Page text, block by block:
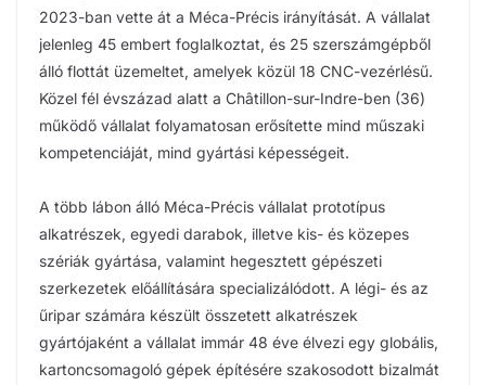
2023-ban vette át a Méca-Précis irányítását. A vállalat
jelenleg 45 embert foglalkoztat, és 25 szerszámgépből
álló flottát üzemeltet, amelyek közül 18 CNC-vezérlésű.
Közel fél évszázad alatt a Châtillon-sur-Indre-ben (36)
működő vállalat folyamatosan erősítette mind műszaki
kompetenciáját, mind gyártási képességeit.
A több lábon álló Méca-Précis vállalat prototípus
alkatrészek, egyedi darabok, illetve kis- és közepes
szériák gyártása, valamint hegesztett gépészeti
szerkezetek előállítására specializálódott. A légi- és az
űripar számára készült összetett alkatrészek
gyártójaként a vállalat immár 48 éve élvezi egy globális,
kartoncsomagoló gépek építésére szakosodott bizalmát